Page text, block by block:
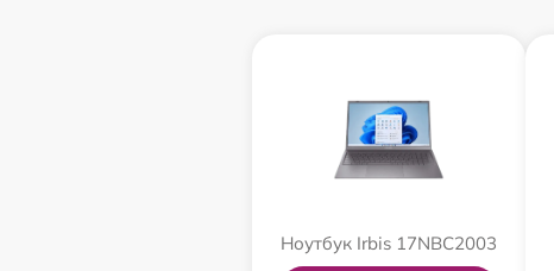
Ноутбук Irbis 17NBC2003